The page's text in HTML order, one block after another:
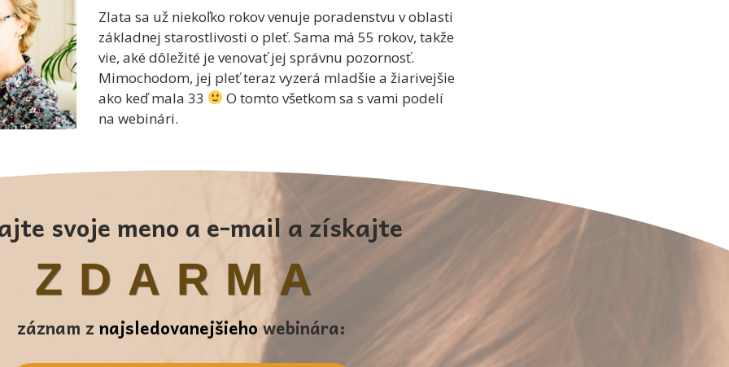
Zlata sa už niekoľko rokov venuje poradenstvu v oblasti
základnej starostlivosti o pleť. Sama má 55 rokov, takže
vie, aké dôležité je venovať jej správnu pozornosť.
Mimochodom, jej pleť teraz vyzerá mladšie a žiarivejšie
ako keď mala 33
O tomto všetkom sa s vami podelí
na webinári.
svoje meno a e-mail a získajte
ZDARMA
záznam znajsledovanejšiehowebinára: